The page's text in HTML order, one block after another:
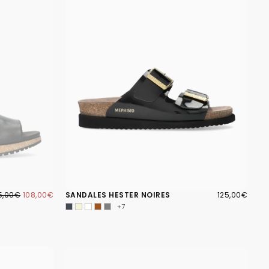
PRIX
108,00€ SANDALES HESTER NOIRES 125,00€
PRIX
125,00€
+7